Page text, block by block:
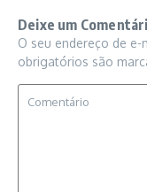
Deixe um
O seu endereço de
obrigatórios são